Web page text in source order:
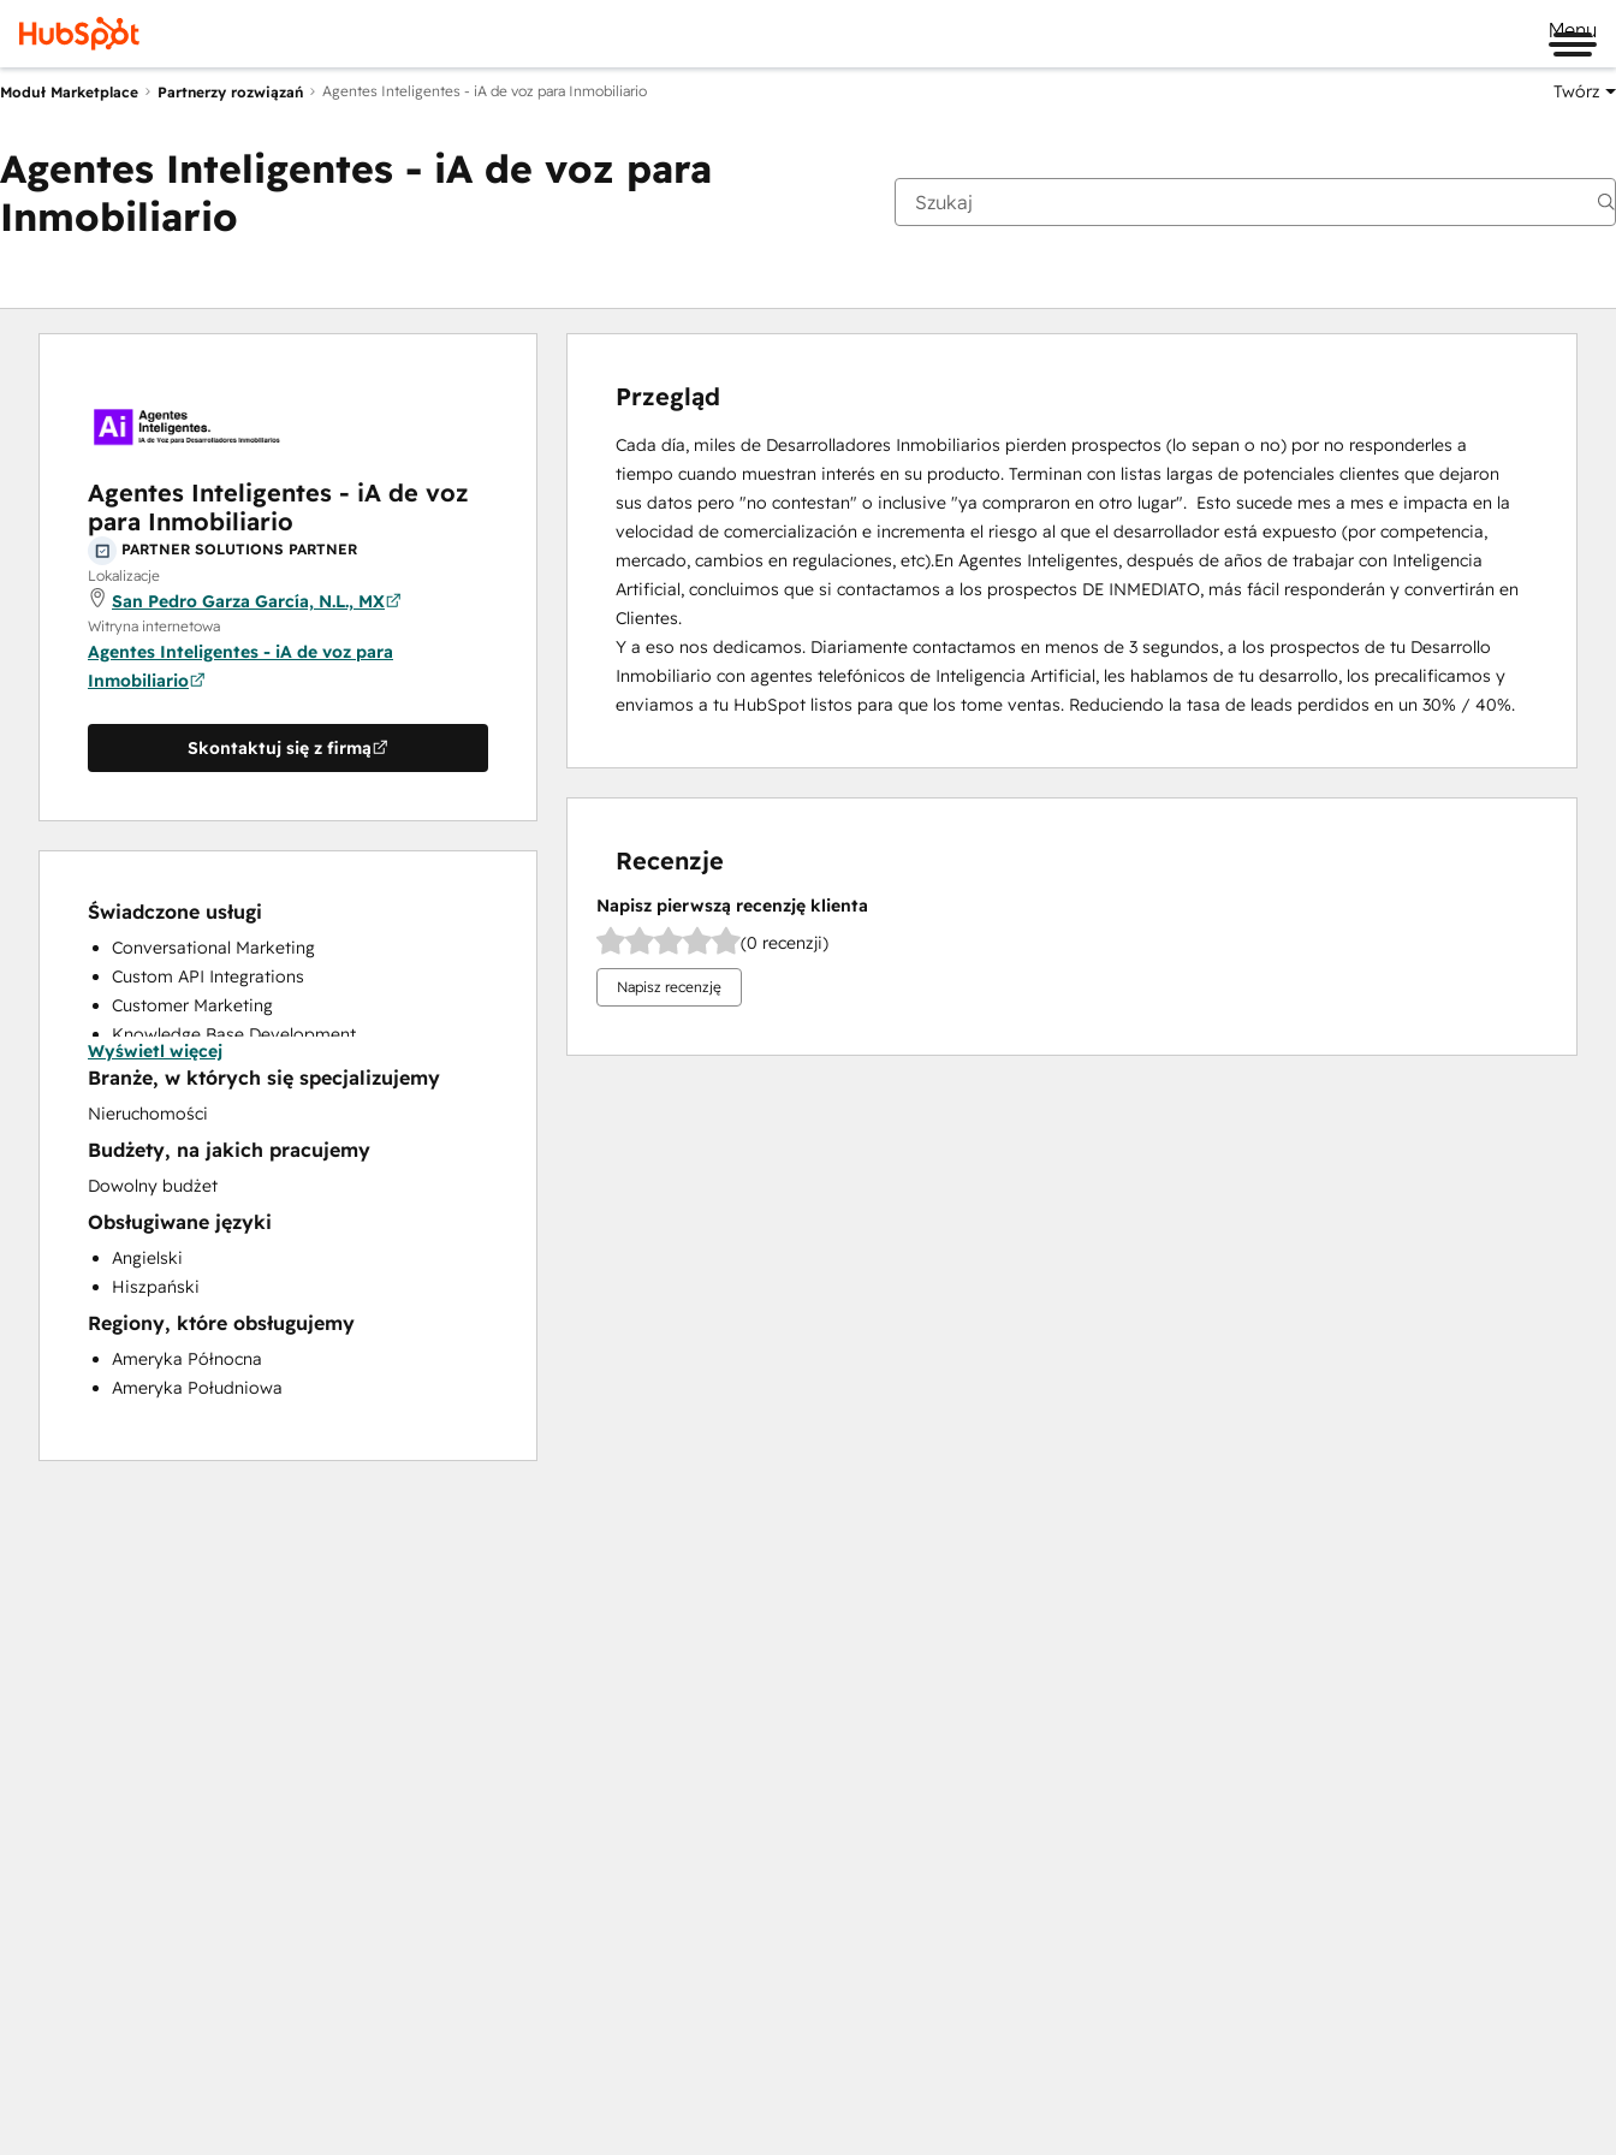
Menu
Moduł Marketplace Partnerzy rozwiązań Agentes Inteligentes - iA de voz para Inmobiliario Twórz
Agentes Inteligentes - iA de voz para
Inmobiliario
Agentes Inteligentes - iA de voz
para Inmobiliario
PARTNER SOLUTIONS PARTNER
Lokalizacje
San Pedro Garza García, N.L., MX
Witryna internetowa
Agentes Inteligentes - iA de voz para
Inmobiliario
Skontaktuj się z firmą
Świadczone usługi
Conversational Marketing
Custom API Integrations
Customer Marketing
Knowledge Base Development
Programmable Automation
Sales and Marketing Alignment
Website Development
Wyświetl więcej
Branże, w których się specjalizujemy
Nieruchomości
Budżety, na jakich pracujemy
Dowolny budżet
Obsługiwane języki
Angielski
Hiszpański
Regiony, które obsługujemy
Ameryka Północna
Ameryka Południowa
Przegląd
Cada día, miles de Desarrolladores Inmobiliarios pierden prospectos (lo sepan o no) por no responderles a
tiempo cuando muestran interés en su producto. Terminan con listas largas de potenciales clientes que dejaron
sus datos pero "no contestan" o inclusive "ya compraron en otro lugar".  Esto sucede mes a mes e impacta en la
velocidad de comercialización e incrementa el riesgo al que el desarrollador está expuesto (por competencia,
mercado, cambios en regulaciones, etc).En Agentes Inteligentes, después de años de trabajar con Inteligencia
Artificial, concluimos que si contactamos a los prospectos DE INMEDIATO, más fácil responderán y convertirán en
Clientes.
Y a eso nos dedicamos. Diariamente contactamos en menos de 3 segundos, a los prospectos de tu Desarrollo
Inmobiliario con agentes telefónicos de Inteligencia Artificial, les hablamos de tu desarrollo, los precalificamos y
enviamos a tu HubSpot listos para que los tome ventas. Reduciendo la tasa de leads perdidos en un 30% / 40%.
Recenzje
Napisz pierwszą recenzję klienta
(0 recenzji)
Napisz recenzję